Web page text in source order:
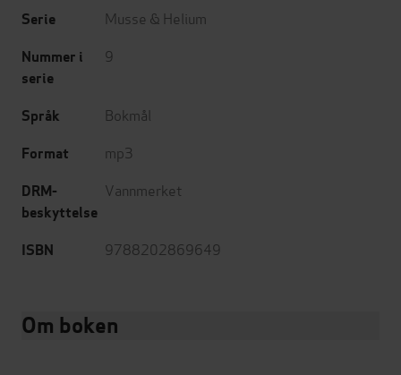
Serie Musse & Helium
Nummer i
serie
9
Språk Bokmål
Format mp3
DRM-
beskyttelse
Vannmerket
ISBN 9788202869649
Om boken